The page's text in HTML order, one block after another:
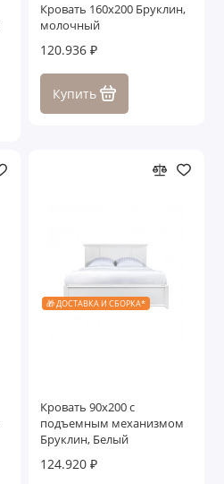
Кровать 160x200 Бруклин,
молочный
120.936 ₽
Купить
🎁 ДОСТАВКА И СБОРКА*
Кровать 90x200 с
подъемным механизмом
Бруклин, Белый
124.920 ₽